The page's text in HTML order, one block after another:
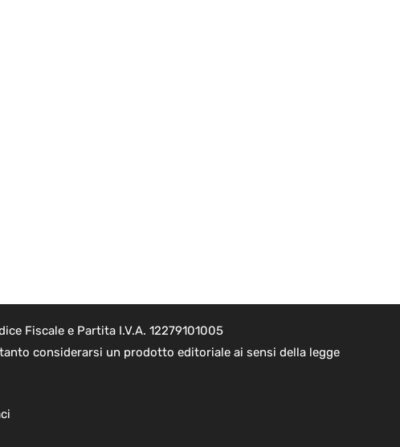
Fiscale e Partita I.V.A. 12279101005
considerarsi un prodotto editoriale ai sensi della legge